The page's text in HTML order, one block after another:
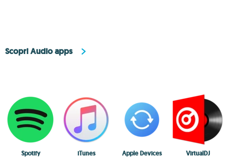
Scopri Audio apps
Spotify iTunes Apple Devices VirtualDJ